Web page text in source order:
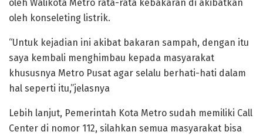
oleh Walikota Metro rata-rata kebakaran di akibatkan
oleh konseleting listrik.
“Untuk kejadian ini akibat bakaran sampah, dengan itu
saya kembali menghimbau kepada masyarakat
khususnya Metro Pusat agar selalu berhati-hati dalam
hal seperti itu,”jelasnya
Lebih lanjut, Pemerintah Kota Metro sudah memiliki Call
Center di nomor 112, silahkan semua masyarakat bisa